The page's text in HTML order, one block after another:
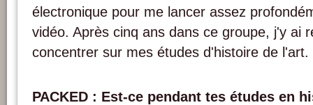
électronique pour me lancer assez
vidéo. Après cinq ans dans ce groupe, j'y ai
concentrer sur mes études d'histoire de l'art.
PACKED : Est-ce pendant tes études en